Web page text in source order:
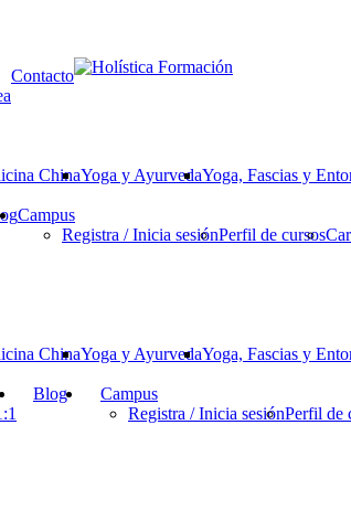
Contacto
ChinaYoga y AyurvedaYoga, Fascias y
Campus
Registra / Inicia sesiónPerfil de cursos
ChinaYoga y AyurvedaYoga, Fascias y
Blog
Campus
Registra / Inicia sesiónPerfil de